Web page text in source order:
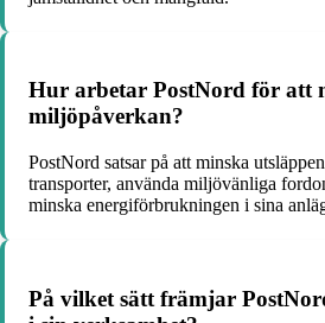
Hur arbetar PostNord för att
miljöpåverkan?
PostNord satsar på att minska
transporter, använda miljövänliga
minska energiförbrukningen i sina
På vilket sätt främjar